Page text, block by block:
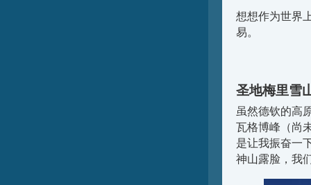
想想作为世界
易。
圣地梅里雪
虽然德钦的高
瓦格博峰（尚
是让我振奋一
神山露脸，我